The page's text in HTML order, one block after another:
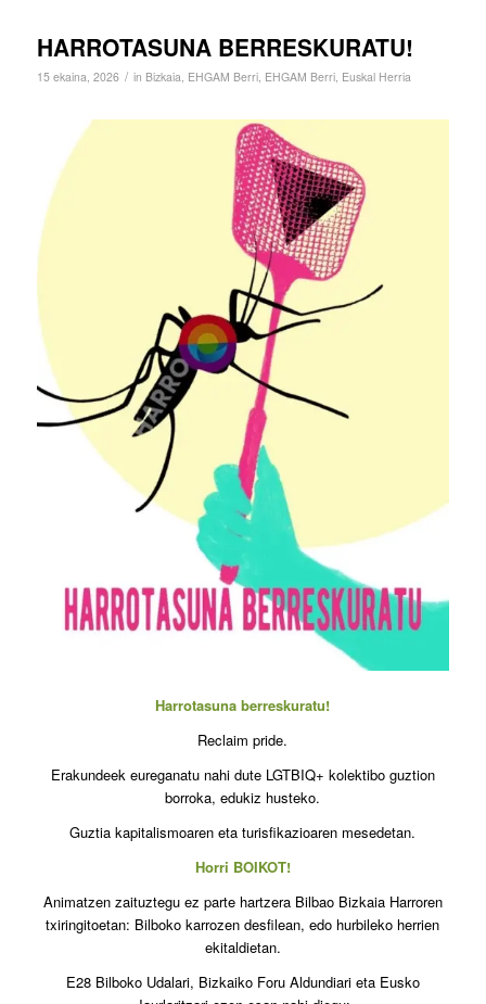
HARROTASUNA BERRESKURATU!
15 ekaina, 2026 / in Bizkaia, EHGAM Berri, EHGAM Berri, Euskal Herria
Harrotasuna berreskuratu!
Reclaim pride.
Erakundeek eureganatu nahi dute LGTBIQ+ kolektibo guztion
borroka, edukiz husteko.
Guztia kapitalismoaren eta turisfikazioaren mesedetan.
Horri BOIKOT!
Animatzen zaituztegu ez parte hartzera Bilbao Bizkaia Harroren
txiringitoetan: Bilboko karrozen desfilean, edo hurbileko herrien
ekitaldietan.
E28 Bilboko Udalari, Bizkaiko Foru Aldundiari eta Eusko